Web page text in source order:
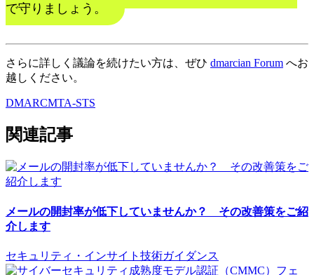
で守りましょう。
さらに詳しく議論を続けたい方は、ぜひ dmarcian Forum へお
越しください。
DMARCMTA-STS
関連記事
メールの開封率が低下していませんか？ その改善策をご紹
介します
セキュリティ・インサイト 技術ガイダンス